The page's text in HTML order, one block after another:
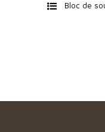
Bloc de